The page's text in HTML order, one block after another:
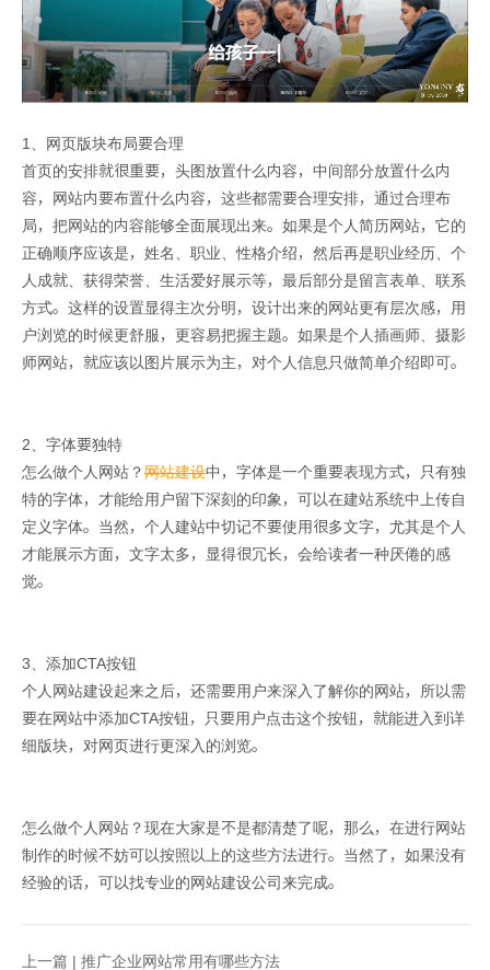
1、网页版块布局要合理
首页的安排就很重要，头图放置什么内容，中间部分放置什么内
容，网站内要布置什么内容，这些都需要合理安排，通过合理布
局，把网站的内容能够全面展现出来。如果是个人简历网站，它的
正确顺序应该是，姓名、职业、性格介绍，然后再是职业经历、个
人成就、获得荣誉、生活爱好展示等，最后部分是留言表单、联系
方式。这样的设置显得主次分明，设计出来的网站更有层次感，用
户浏览的时候更舒服，更容易把握主题。如果是个人插画师、摄影
师网站，就应该以图片展示为主，对个人信息只做简单介绍即可。
2、字体要独特
怎么做个人网站？ 网站建设中，字体是一个重要表现方式，只有独
特的字体，才能给用户留下深刻的印象，可以在建站系统中上传自
定义字体。当然，个人建站中切记不要使用很多文字，尤其是个人
才能展示方面，文字太多，显得很冗长，会给读者一种厌倦的感
觉。
3、添加CTA按钮
个人网站建设起来之后，还需要用户来深入了解你的网站，所以需
要在网站中添加CTA按钮，只要用户点击这个按钮，就能进入到详
细版块，对网页进行更深入的浏览。
怎么做个人网站？现在大家是不是都清楚了呢，那么，在进行网站
制作的时候不妨可以按照以上的这些方法进行。当然了，如果没有
经验的话，可以找专业的 网站建设公司来完成。
上一篇 | 推广企业网站常用有哪些方法